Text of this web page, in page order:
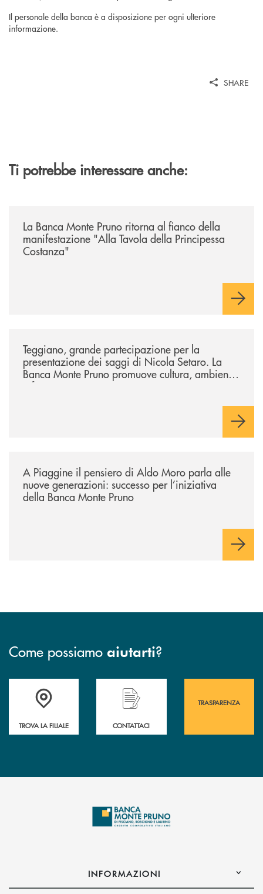
Il personale della banca è a disposizione per ogni ulteriore
informazione.
SHARE
Ti potrebbe interessare anche:
La Banca Monte Pruno ritorna al fianco della
manifestazione "Alla Tavola della Principessa
Costanza"
Teggiano, grande partecipazione per la
presentazione dei saggi di Nicola Setaro. La
Banca Monte Pruno promuove cultura, ambiente
e futuro
A Piaggine il pensiero di Aldo Moro parla alle
nuove generazioni: successo per l’iniziativa
della Banca Monte Pruno
Come possiamo aiutarti?
Accedi all' elenco completo&nbsp; delle&nbsp; filiali&nbsp; di Banca
TROVA LA FILIALE
Hai bisogno di assistenza immediata?
CONTATTACI
TRASPARENZA
INFORMAZIONI